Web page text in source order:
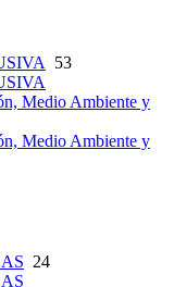
53
Medio Ambiente y
Medio Ambiente y
24